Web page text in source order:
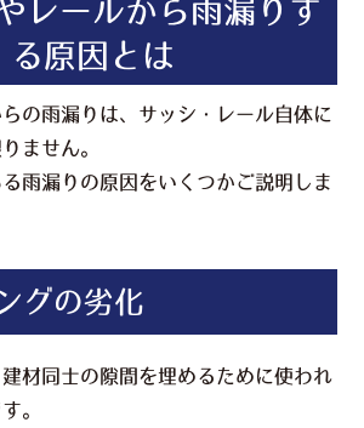
レールから雨漏りす
る原因とは
の雨漏りは、サッシ・レール自体に
ません。
雨漏りの原因をいくつかご説明しま
グの劣化
材同士の隙間を埋めるために使われ
。